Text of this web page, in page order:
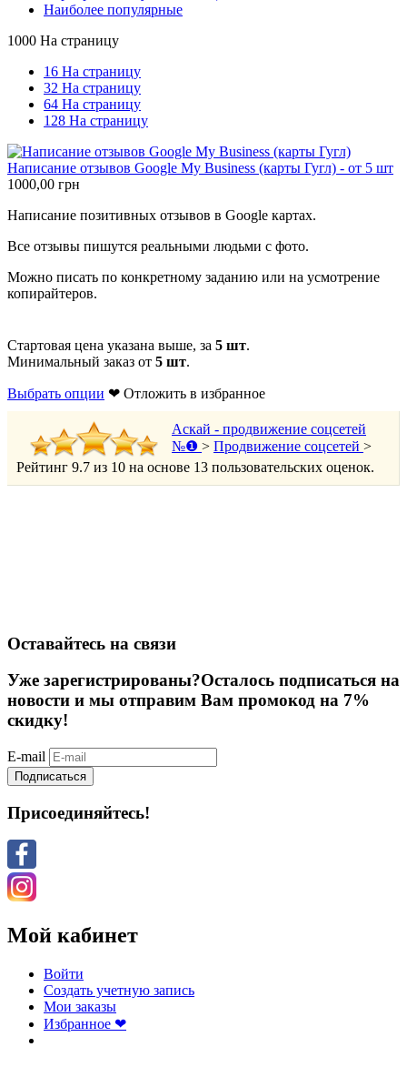
Наиболее популярные
1000 На страницу
16 На страницу
32 На страницу
64 На страницу
128 На страницу
Написание отзывов Google My Business (карты Гугл) - от 5 шт
1000,00 грн
Написание позитивных отзывов в Google картах.
Все отзывы пишутся реальными людьми с фото.
Можно писать по конкретному заданию или на усмотрение
копирайтеров.
Стартовая цена указана выше, за 5 шт.
Минимальный заказ от 5 шт.
Выбрать опции ❤ Отложить в избранное
Аскай - продвижение соцсетей
№❶ > Продвижение соцсетей >
Рейтинг 9.7 из 10 на основе 13 пользовательских оценок.
Оставайтесь на связи
Уже зарегистрированы?Осталось подписаться на
новости и мы отправим Вам промокод на 7%
скидку!
E-mail
Подписаться
Присоединяйтесь!
Мой кабинет
Войти
Создать учетную запись
Мои заказы
Избранное ❤